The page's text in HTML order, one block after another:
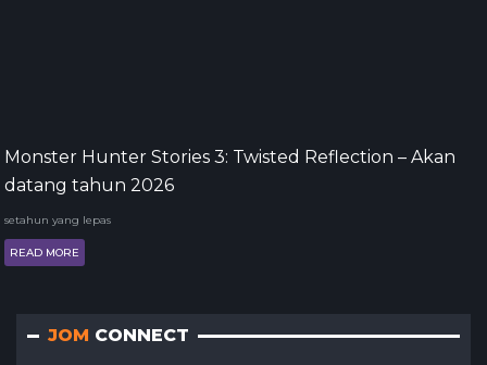
Monster Hunter Stories 3: Twisted Reflection – Akan
datang tahun 2026
setahun yang lepas
READ MORE
JOM CONNECT